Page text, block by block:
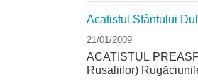
Acatistul Sfântului
21/01/2009
ACATISTUL
Rusaliilor)